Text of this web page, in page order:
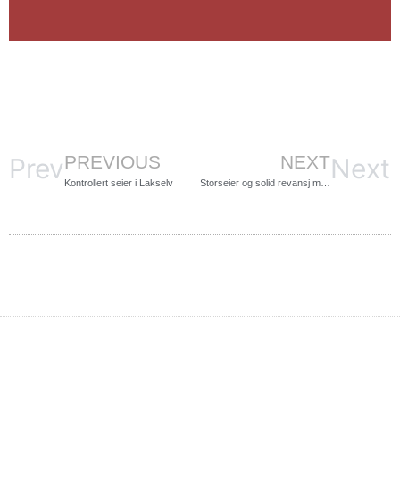
Vi jobber for å videreutvikle KIL Fotballs
arrangerer vi en kronekamp søndag 10.
valgfritt beløp.
PrevPREVIOUS
Kontrollert seier i Lakselv
NEXT
Storseier og solid revansj mot Bjørnevatn Next